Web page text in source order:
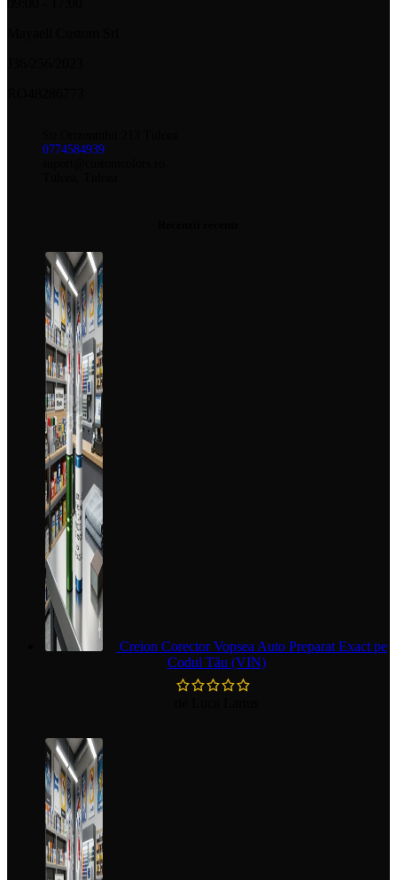
0774584939
Creion Corector Vopsea Auto Preparat Exact pe
Codul Tău (VIN)